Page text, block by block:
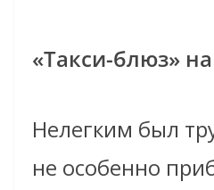
«Такси-блюз»
Нелегким был
не особенно